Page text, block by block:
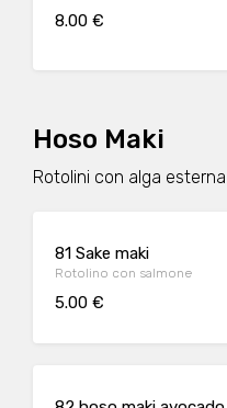
8.00 €
Hoso Maki
Rotolini con alga
81 Sake maki
Rotolino con salmone
5.00 €